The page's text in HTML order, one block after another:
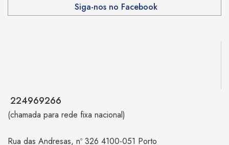
Siga-nos no Facebook
224969266
(chamada para rede fixa nacional)
Rua das Andresas, nº 326 4100-051 Porto